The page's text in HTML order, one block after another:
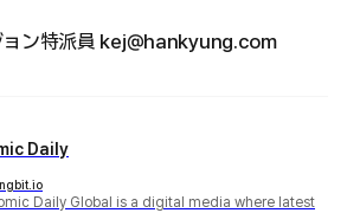
ン特派員 kej@hankyung.com
Daily
Daily Global is a digital media where latest